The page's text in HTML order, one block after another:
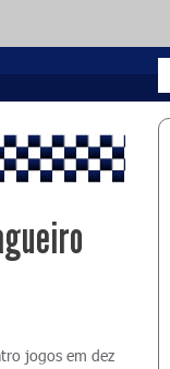
jogos em dez